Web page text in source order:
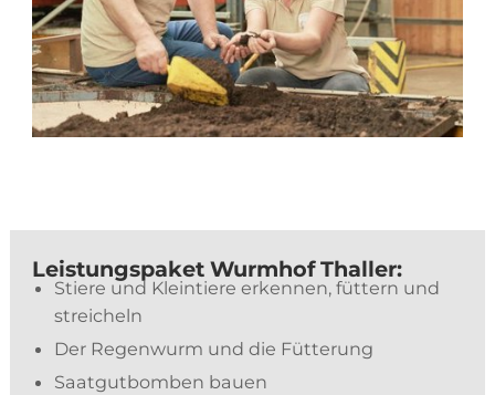
Leis­tungs­pa­ket Wurm­hof Thaller:
Stie­re und Klein­tie­re er­ken­nen, füt­tern und
streicheln
Der Re­gen­wurm und die Fütterung
Saat­gut­bom­ben bauen